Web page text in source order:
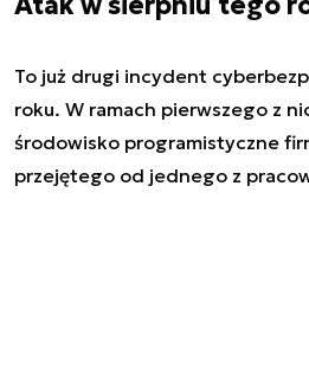
To już drugi incydent
roku. W ramach pierwszego z
środowisko programistyczne
przejętego od jednego z